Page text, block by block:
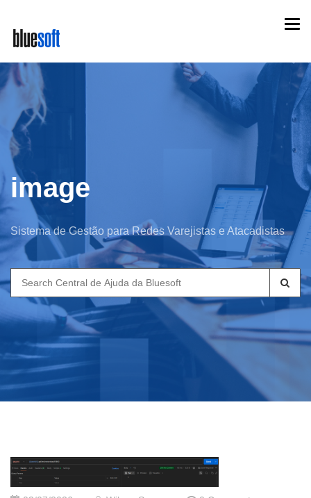
main
content
image
Sistema de Gestão para Redes Varejistas e Atacadistas
Search
for: